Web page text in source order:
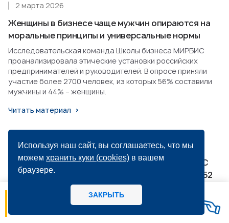
Используя наш сайт, вы соглашаетесь, что мы
можемхранить куки (cookies) в вашем
браузере.
ЗАКРЫТЬ
Женщины в бизнесе чаще мужчин опираются на
моральные принципы и универсальные нормы
2 марта 2026
Исследовательская команда Школы бизнеса МИРБИС
проанализировала этические установки российских
предпринимателей и руководителей. В опросе приняли
участие более 2700 человек, из которых 56% составили
мужчины и 44% – женщины.
Читать материал
Защита на максимум: в Школе бизнеса МИРБИС
прошли финальные презентации группы EMBA-52
28 февраля 2026
Несколько месяцев напряженной работы, почти
бессонные ночи, финальные правки презентаций
накануне выступления – и вот этот день настал. 27
МИРБИС - Школа бизнеса А вы как